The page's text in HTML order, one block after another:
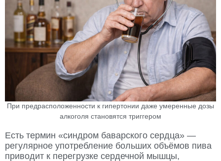
При предрасположенности к гипертонии даже умеренные дозы
алкоголя становятся триггером
Есть термин «синдром баварского сердца» —
регулярное употребление больших объёмов пива
приводит к перегрузке сердечной мышцы,